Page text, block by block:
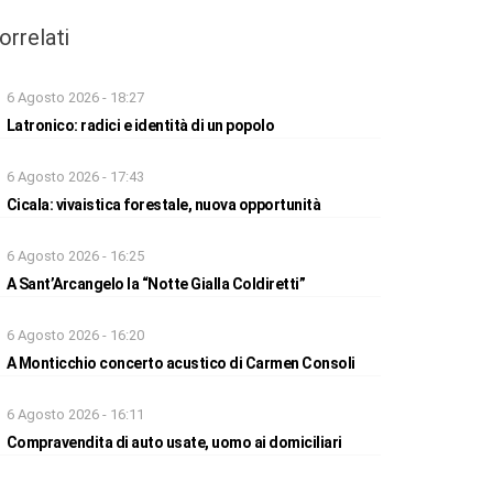
6 Agosto 2026 - 18:27
Latronico: radici e identità di un popolo
6 Agosto 2026 - 17:43
Cicala: vivaistica forestale, nuova opportunità
6 Agosto 2026 - 16:25
A Sant’Arcangelo la “Notte Gialla Coldiretti”
6 Agosto 2026 - 16:20
A Monticchio concerto acustico di Carmen Consoli
6 Agosto 2026 - 16:11
Compravendita di auto usate, uomo ai domiciliari